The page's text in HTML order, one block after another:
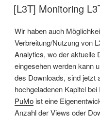
AM
[L3T] Monitoring
Wir haben auch
Verbreitung/Nutzung von
Analytics, wo der aktuelle
eingesehen werden kann
des Downloads, sind jetzt
hochgeladenen Kapitel bei
PuMo ist eine
Anzahl der Views oder